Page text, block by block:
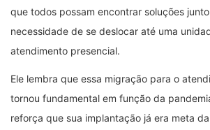
que todos possam encontrar soluções junto
necessidade de se deslocar até uma
atendimento presencial.
Ele lembra que essa migração para o
tornou fundamental em função da
reforça que sua implantação já era meta